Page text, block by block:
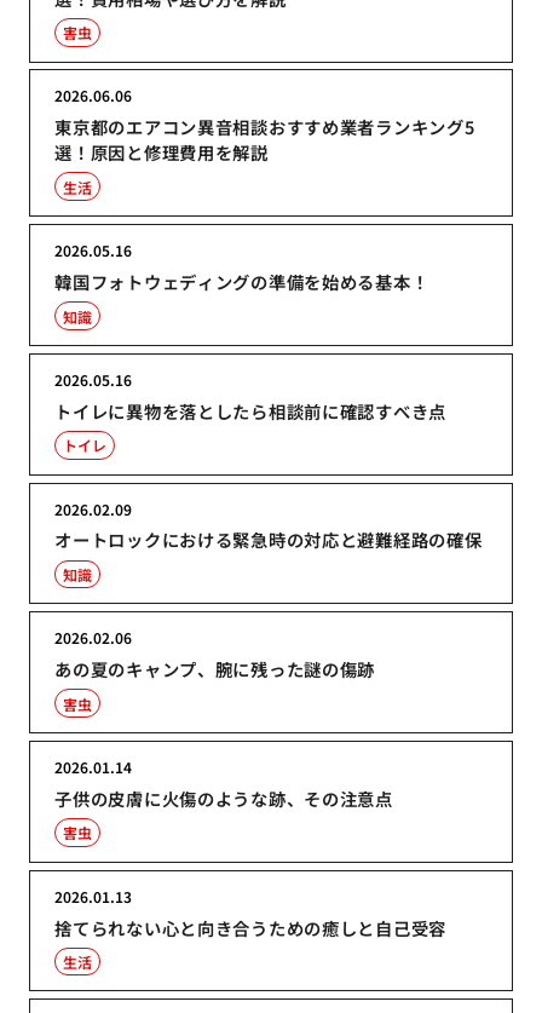
害虫
東京都のエアコン異音相談おすすめ業者ランキング5
選！原因と修理費用を解説
2026.06.06
生活
韓国フォトウェディングの準備を始める基本！
2026.05.16
知識
トイレに異物を落としたら相談前に確認すべき点
2026.05.16
トイレ
オートロックにおける緊急時の対応と避難経路の確保
2026.02.09
知識
あの夏のキャンプ、腕に残った謎の傷跡
2026.02.06
害虫
子供の皮膚に火傷のような跡、その注意点
2026.01.14
害虫
捨てられない心と向き合うための癒しと自己受容
2026.01.13
生活